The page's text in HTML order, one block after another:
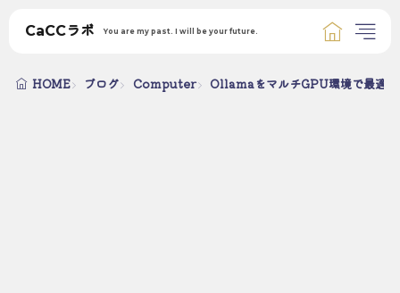
CaCCラボ You are my past. I will be your future.
HOME ブログ Computer OllamaをマルチGPU環境で最適